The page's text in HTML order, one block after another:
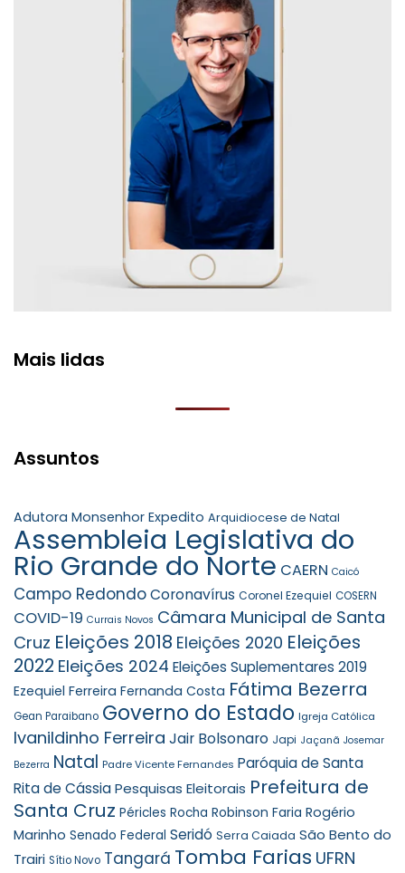
Mais lidas
Assuntos
Adutora Monsenhor Expedito Arquidiocese de Natal
Assembleia Legislativa do
Rio Grande do Norte CAERN Caicó
Campo RedondoCoronavírus Coronel Ezequiel COSERN
COVID-19 Currais Novos Câmara Municipal de Santa
Cruz Eleições 2018 Eleições 2020 Eleições
2022 Eleições 2024 Eleições Suplementares 2019
Ezequiel Ferreira Fernanda Costa Fátima Bezerra
Gean Paraibano Governo do Estado Igreja Católica
Ivanildinho Ferreira Jair Bolsonaro Japi Jaçanã Josemar
Bezerra Natal Padre Vicente Fernandes Paróquia de Santa
Rita de CássiaPesquisas Eleitorais Prefeitura de
Santa Cruz Péricles Rocha Robinson Faria Rogério
Marinho Senado Federal Seridó Serra Caiada São Bento do
Trairi Sítio Novo Tangará Tomba Farias UFRN